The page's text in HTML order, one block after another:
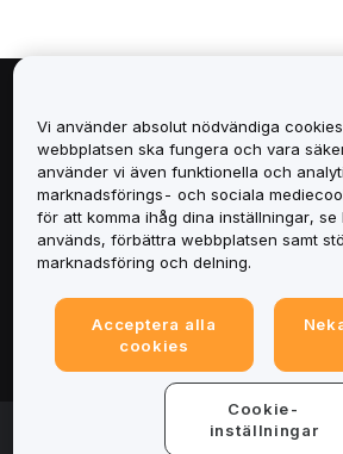
Tjänster
Support
Juridiskt
© 2025-2026 Bybit.eu. All rights
Vi använder absolut nödvändiga
webbplatsen ska fungera och vara
använder vi även funktionella och
marknadsförings- och sociala
för att komma ihåg dina inställningar,
används, förbättra webbplatsen samt
marknadsföring och delning.
Acceptera alla
cookies
Cookie-
inställningar